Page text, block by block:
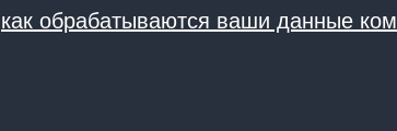
как обрабатываются ваши данные